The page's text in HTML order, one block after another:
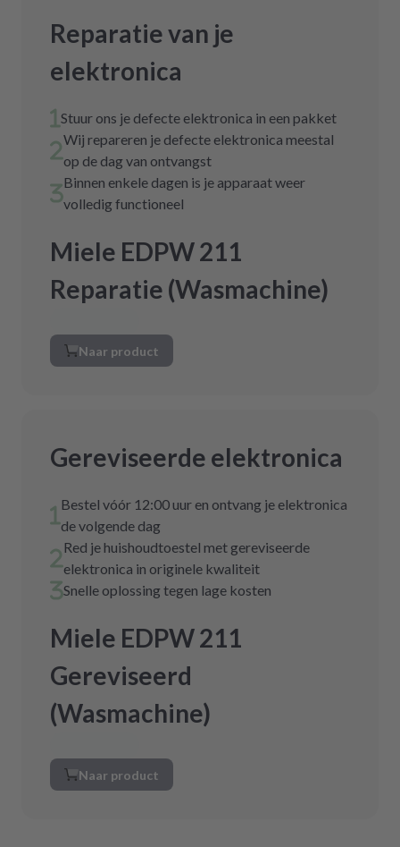
Reparatie van je
elektronica
Stuur ons je defecte elektronica in een pakket
Wij repareren je defecte elektronica meestal
op de dag van ontvangst
Binnen enkele dagen is je apparaat weer
volledig functioneel
Miele EDPW 211
Reparatie (Wasmachine)
Naar product
Gereviseerde elektronica
Bestel vóór 12:00 uur en ontvang je elektronica
de volgende dag
Red je huishoudtoestel met gereviseerde
elektronica in originele kwaliteit
Snelle oplossing tegen lage kosten
Miele EDPW 211
Gereviseerd
(Wasmachine)
Naar product